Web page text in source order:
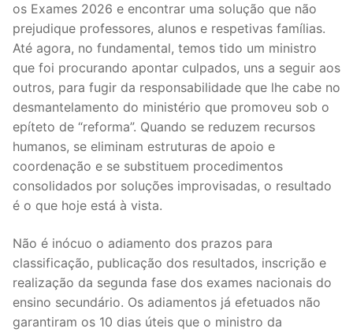
PARTICULAR / IPSS / MISERICÓRDIAS
ENSINO SUPERIOR
PROFESSORES CONTRATADOS
DOCENTES APOSENTADOS
Formação
Área de Sócios
Revista Intervir
Contactos
os Exames 2026 e encontrar uma solução que não
prejudique professores, alunos e respetivas famílias.
Até agora, no fundamental, temos tido um ministro
que foi procurando apontar culpados, uns a seguir aos
outros, para fugir da responsabilidade que lhe cabe no
desmantelamento do ministério que promoveu sob o
epíteto de “reforma”. Quando se reduzem recursos
humanos, se eliminam estruturas de apoio e
coordenação e se substituem procedimentos
consolidados por soluções improvisadas, o resultado
é o que hoje está à vista.
Não é inócuo o adiamento dos prazos para
classificação, publicação dos resultados, inscrição e
realização da segunda fase dos exames nacionais do
ensino secundário. Os adiamentos já efetuados não
garantiram os 10 dias úteis que o ministro da